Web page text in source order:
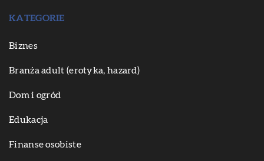
KATEGORIE
Biznes
Branża adult (erotyka, hazard)
Dom i ogród
Edukacja
Finanse osobiste